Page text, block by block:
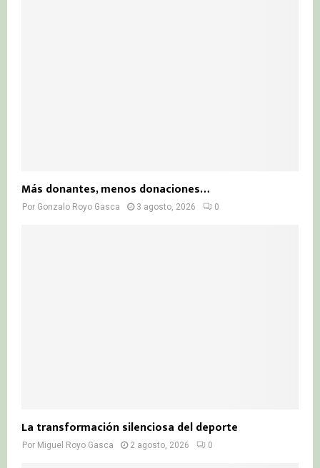
Más donantes, menos donaciones…
Por Gonzalo Royo Gasca 3 agosto, 2026 0
La transformación silenciosa del deporte
Por Miguel Royo Gasca 2 agosto, 2026 0